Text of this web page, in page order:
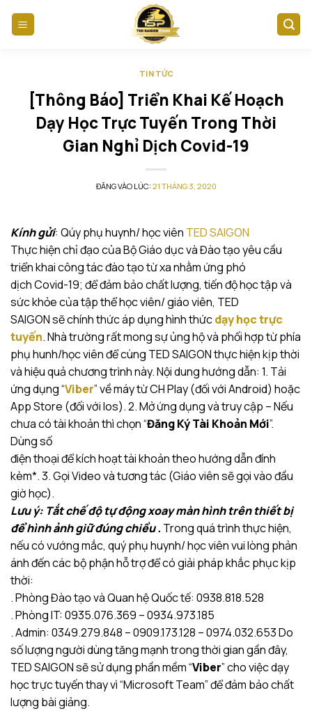
TIN TỨC
[Thông Báo] Triển Khai Kế Hoạch
Dạy Học Trực Tuyến Trong Thời
Gian Nghỉ Dịch Covid-19
ĐĂNG VÀO LÚC:21 THÁNG 3, 2020
Kính gửi: Qúy phụ huynh/ học viên TED SAIGON
Thực hiện chỉ đạo của Bộ Giáo dục và Đào tạo yêu cầu
triển khai công tác đào tạo từ xa nhằm ứng phó
dịch Covid-19; để đảm bảo chất lượng, tiến độ học tập và
sức khỏe của tập thể học viên/ giáo viên, TED
SAIGON sẽ chính thức áp dụng hình thứcdạy học trực
tuyến. Nhà trường rất mong sự ủng hộ và phối hợp từ phía
phụ hunh/học viên để cùng TED SAIGON thực hiện kịp thời
và hiệu quả chương trình này. Nội dung hướng dẫn: 1. Tải
ứng dụng “Viber” về máy từ CH Play (đối với Android) hoặc
App Store (đối với Ios). 2. Mở ứng dụng và truy cập – Nếu
chưa có tài khoản thì chọn “Đăng Ký Tài Khoản Mới”.
Dùng số
điện thoại để kích hoạt tài khoản theo hướng dẫn đính
kèm*. 3. Gọi Video và tương tác (Giáo viên sẽ gọi vào đầu
giờ học).
Lưu ý: Tắt chế độ tự động xoay màn hình trên thiết bị
để hình ảnh giữ đúng chiều . Trong quá trình thực hiện,
nếu có vướng mắc, quý phụ huynh/ học viên vui lòng phản
ánh đến các bộ phận hỗ trợ để có giải pháp khắc phục kịp
thời:
. Phòng Đào tạo và Quan hệ Quốc tế: 0938.818.528
. Phòng IT: 0935.076.369 – 0934.973.185
. Admin: 0349.279.848 – 0909.173.128 – 0974.032.653 Do
số lượng người dùng tăng mạnh trong thời gian gần đây,
TED SAIGON sẽ sử dụng phần mềm “Viber” cho việc dạy
học trực tuyến thay vì “Microsoft Team” để đảm bảo chất
lượng bài giảng.